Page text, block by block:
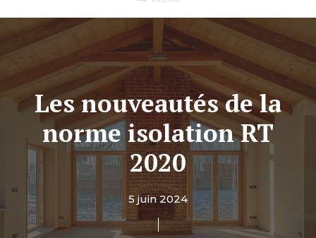
Les nouveautés de la
norme isolation RT
2020
5 juin 2024